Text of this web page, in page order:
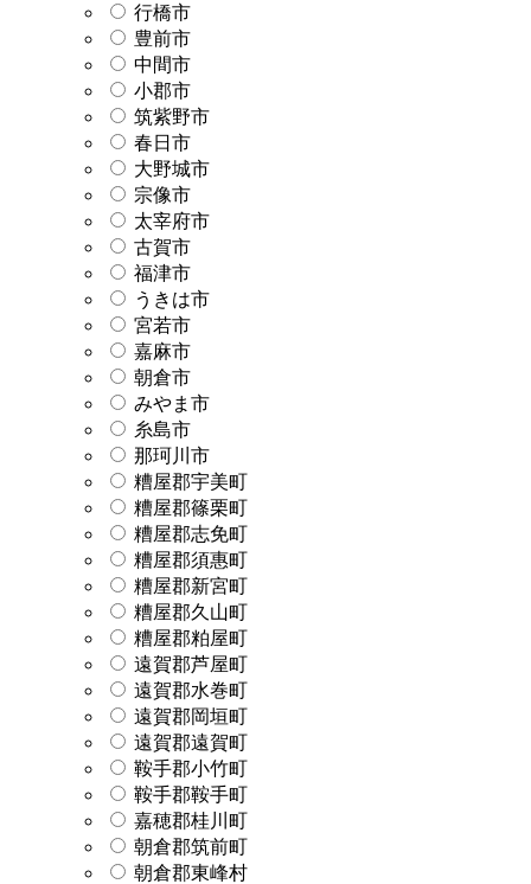
行橋市
豊前市
中間市
小郡市
筑紫野市
春日市
大野城市
宗像市
太宰府市
古賀市
福津市
うきは市
宮若市
嘉麻市
朝倉市
みやま市
糸島市
那珂川市
糟屋郡宇美町
糟屋郡篠栗町
糟屋郡志免町
糟屋郡須惠町
糟屋郡新宮町
糟屋郡久山町
糟屋郡粕屋町
遠賀郡芦屋町
遠賀郡水巻町
遠賀郡岡垣町
遠賀郡遠賀町
鞍手郡小竹町
鞍手郡鞍手町
嘉穂郡桂川町
朝倉郡筑前町
朝倉郡東峰村